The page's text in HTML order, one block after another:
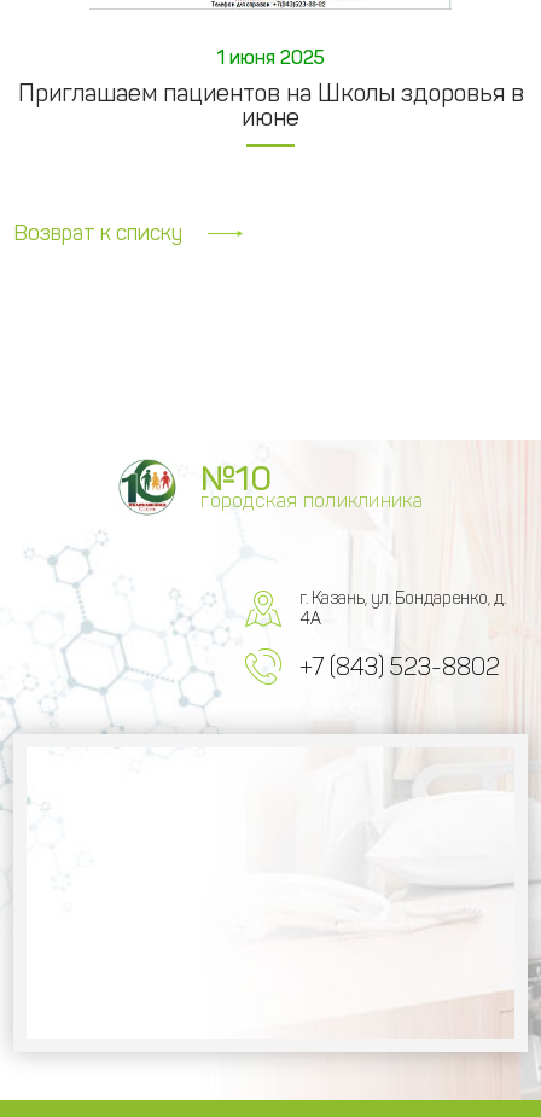
1 июня 2025
Приглашаем пациентов на Школы здоровья в
июне
Возврат к списку
№10
городская поликлиника
г. Казань, ул. Бондаренко, д.
4А
+7 (843) 523-8802